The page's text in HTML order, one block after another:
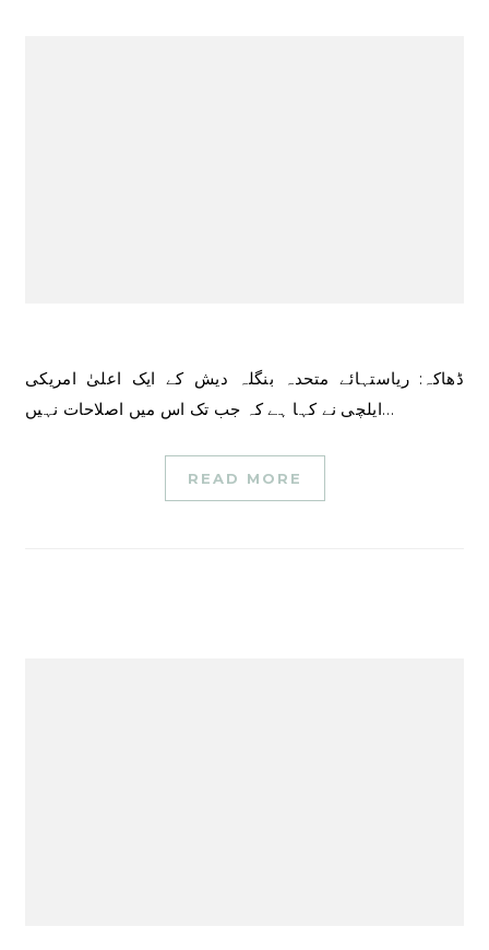
ڈھاکہ: ریاستہائے متحدہ بنگلہ دیش کے ایک اعلیٰ امریکی
ایلچی نے کہا ہے کہ جب تک اس میں اصلاحات نہیں…
READ MORE